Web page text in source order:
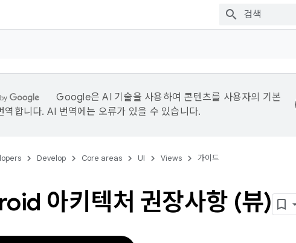
Google은 AI 기술을 사용하여 콘텐츠를 사용자의 기본
역합니다. AI 번역에는 오류가 있을 수 있습니다.
Develop Core areas UI Views 가이드
아키텍처 권장사항 (뷰)